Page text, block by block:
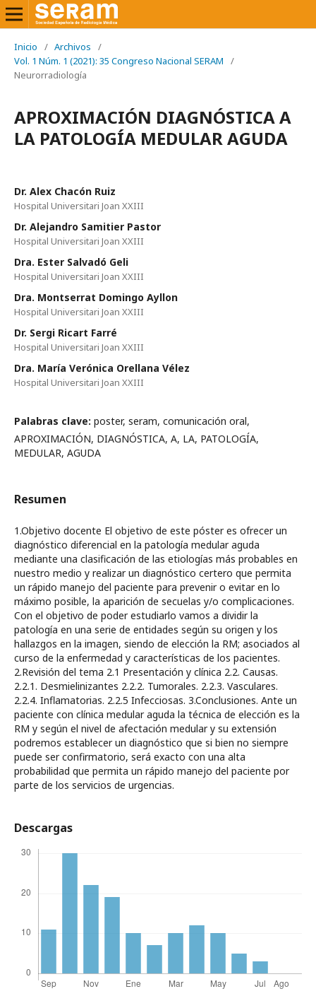
Inicio / Archivos
/
Vol. 1 Núm. 1 (2021): 35 Congreso Nacional SERAM
/
Neurorradiología
APROXIMACIÓN DIAGNÓSTICA A
LA PATOLOGÍA MEDULAR AGUDA
Dr. Alex Chacón Ruiz
Hospital Universitari Joan XXIII
Dr. Alejandro Samitier Pastor
Hospital Universitari Joan XXIII
Dra. Ester Salvadó Geli
Hospital Universitari Joan XXIII
Dra. Montserrat Domingo Ayllon
Hospital Universitari Joan XXIII
Dr. Sergi Ricart Farré
Hospital Universitari Joan XXIII
Dra. María Verónica Orellana Vélez
Hospital Universitari Joan XXIII
Palabras clave: poster, seram, comunicación oral,
APROXIMACIÓN, DIAGNÓSTICA, A, LA, PATOLOGÍA,
MEDULAR, AGUDA
Resumen
1.Objetivo docente El objetivo de este póster es ofrecer un
diagnóstico diferencial en la patología medular aguda
mediante una clasificación de las etiologías más probables en
nuestro medio y realizar un diagnóstico certero que permita
un rápido manejo del paciente para prevenir o evitar en lo
máximo posible, la aparición de secuelas y/o complicaciones.
Con el objetivo de poder estudiarlo vamos a dividir la
patología en una serie de entidades según su origen y los
hallazgos en la imagen, siendo de elección la RM; asociados al
curso de la enfermedad y características de los pacientes.
2.Revisión del tema 2.1 Presentación y clínica 2.2. Causas.
2.2.1. Desmielinizantes 2.2.2. Tumorales. 2.2.3. Vasculares.
2.2.4. Inflamatorias. 2.2.5 Infecciosas. 3.Conclusiones. Ante un
paciente con clínica medular aguda la técnica de elección es la
RM y según el nivel de afectación medular y su extensión
podremos establecer un diagnóstico que si bien no siempre
puede ser confirmatorio, será exacto con una alta
probabilidad que permita un rápido manejo del paciente por
parte de los servicios de urgencias.
Descargas